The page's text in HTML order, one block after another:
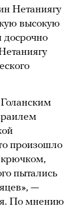
Нетаниягу
высокую
досрочно
произошло
крючком,
пытались
—
По мнению